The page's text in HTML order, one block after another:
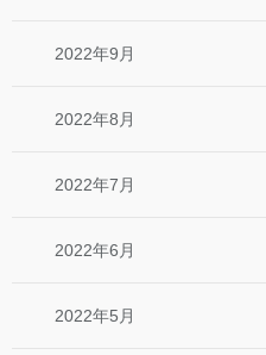
2022年9月
2022年8月
2022年7月
2022年6月
2022年5月